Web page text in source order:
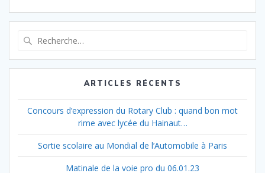
l’article
:
ARTICLES RÉCENTS
Concours d’expression du Rotary Club : quand bon mot
rime avec lycée du Hainaut…
Sortie scolaire au Mondial de l’Automobile à Paris
Matinale de la voie pro du 06.01.23